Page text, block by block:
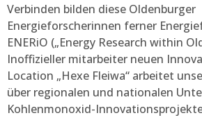
Verbinden bilden diese Oldenburger
Energieforscherinnen ferner
ENERiO („Energy Research within
Inoffizieller mitarbeiter neuen
Location „Hexe Fleiwa“ arbeitet
über regionalen und nationalen
Kohlenmonoxid-